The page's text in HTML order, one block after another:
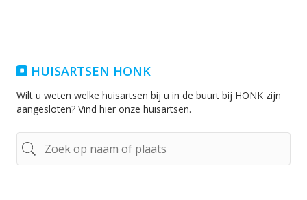
HUISARTSEN HONK
Wilt u weten welke huisartsen bij u in de buurt bij HONK zijn
aangesloten? Vind hier onze huisartsen.